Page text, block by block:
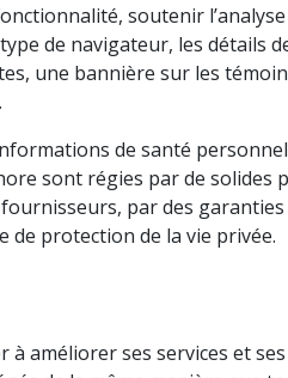
soutenir
de navigateur, les détails
une bannière sur les
de santé
sont régies par de solides
par des
protection de la vie privée.
améliorer ses services et